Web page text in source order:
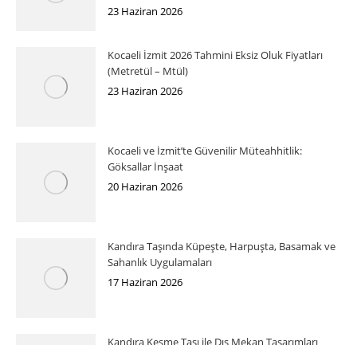
23 Haziran 2026
Kocaeli İzmit 2026 Tahmini Eksiz Oluk Fiyatları
(Metretül – Mtül)
23 Haziran 2026
Kocaeli ve İzmit’te Güvenilir Müteahhitlik:
Göksallar İnşaat
20 Haziran 2026
Kandıra Taşında Küpeşte, Harpuşta, Basamak ve
Sahanlık Uygulamaları
17 Haziran 2026
Kandıra Kesme Taşı ile Dış Mekan Tasarımları